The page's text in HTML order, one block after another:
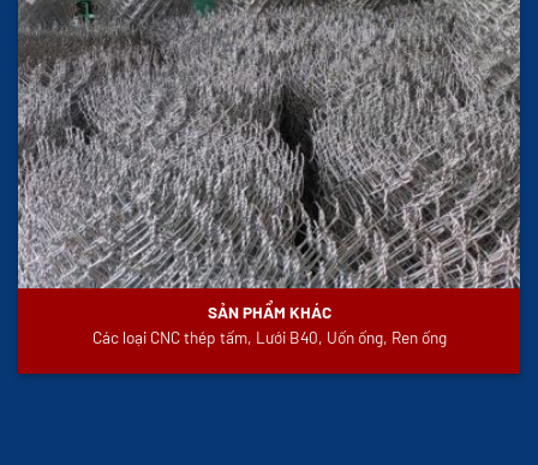
SẢN PHẨM KHÁC
Các loại CNC thép tấm, Lưới B40, Uốn ống, Ren ống